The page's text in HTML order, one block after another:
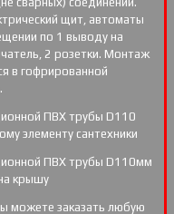
щит, автоматы
по 1 выводу на
2 розетки. Монтаж
в гофрированной
ПВХ трубы D110
элементу сантехники
ПВХ трубы D110мм
крышу
можете заказать любую